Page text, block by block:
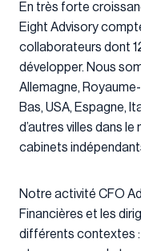
En très forte
Eight Advisory
collaborateurs dont
développer. Nous
Allemagne,
Bas, USA, Espagne,
d’autres villes dans
cabinets
Notre activité CFO
Financières et les
différents contextes